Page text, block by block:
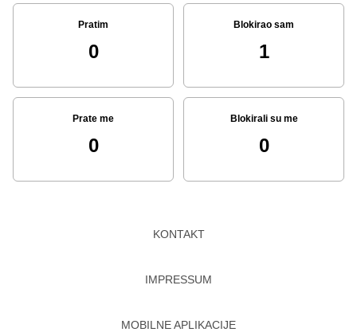
Pratim
0
Blokirao sam
1
Prate me
0
Blokirali su me
0
KONTAKT
IMPRESSUM
MOBILNE APLIKACIJE